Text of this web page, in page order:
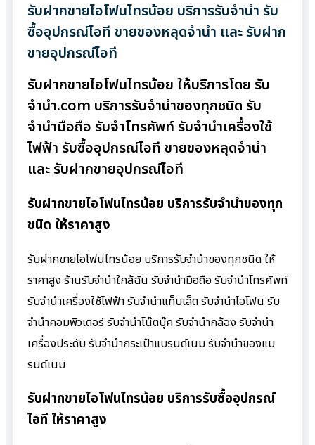
รับฝากขายไอโฟนไทรน้อย บริการรับจำนำ รับ
ซื้ออุปกรณ์ไอที ขายของหลุดจำนำ และ รับฝาก
ขายอุปกรณ์ไอที
รับฝากขายไอโฟนไทรน้อย ให้บริการโดย รับ
จํานํา.com บริการรับจำนำของทุกชนิด รับ
จำนำมือถือ รับจำโทรศัพท์ รับจำนำเครื่องใช้
ไฟฟ้า รับซื้ออุปกรณ์ไอที ขายของหลุดจำนำ
และ รับฝากขายอุปกรณ์ไอที
รับฝากขายไอโฟนไทรน้อย บริการรับจำนำของทุก
ชนิด ให้ราคาสูง
รับฝากขายไอโฟนไทรน้อย บริการรับจำนำของทุกชนิด ให้
ราคาสูง ร้านรับจํานําใกล้ฉัน รับจำนำมือถือ รับจำนำโทรศัพท์
รับจำนำเครื่องใช้ไฟฟ้า รับจำนำแท็บเล็ต รับจำนำไอโฟน รับ
จำนำคอมพิวเตอร์ รับจำนำโน๊ตบุ๊ค รับจำนำกล้อง รับจำนำ
เครื่องประดับ รับจำนำกระเป๋าแบรนด์เนม รับจำนำของแบ
รนด์เนม
รับฝากขายไอโฟนไทรน้อย บริการรับซื้ออุปกรณ์
ไอที ให้ราคาสูง